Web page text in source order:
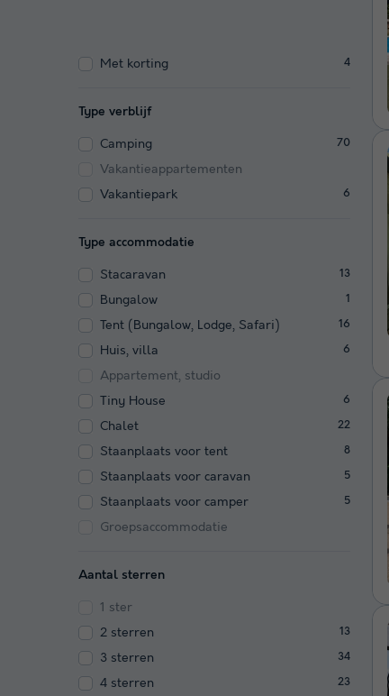
Met korting 4
Type verblijf
Camping 70
Vakantieappartementen
Vakantiepark
6
Type accommodatie
Stacaravan 13
Bungalow 1
Tent (Bungalow, Lodge, Safari) 16
Huis, villa 6
Appartement, studio
Tiny House
6
Chalet 22
Staanplaats voor tent 8
Staanplaats voor caravan 5
Staanplaats voor camper 5
Groepsaccommodatie
Aantal sterren
1 ster
2 sterren
13
3 sterren 34
4 sterren 23